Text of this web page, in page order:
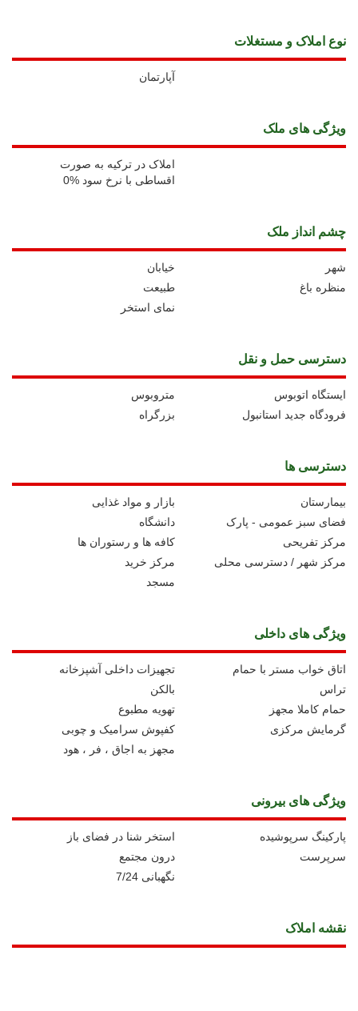
نوع املاک و مستغلات
آپارتمان
ويژگی های ملک
املاک در ترکیه به صورت
اقساطی با نرخ سود %0
چشم انداز ملک
خیابان
شهر
طبیعت
منظره باغ
نمای استخر
دسترسی حمل و نقل
متروبوس
ايستگاه اتوبوس
بزرگراه
فرودگاه جدید استانبول
دسترسی ها
بازار و مواد غذایی
بیمارستان
دانشگاه
فضای سبز عمومی - پارک
کافه ها و رستوران ها
مرکز تفریحی
مرکز خرید
مرکز شهر / دسترسی محلی
مسجد
ویژگی های داخلی
تجهیزات داخلی آشپزخانه
اتاق خواب مستر با حمام
بالکن
تراس
تهویه مطبوع
حمام کاملا مجهز
کفپوش سرامیک و چوبی
گرمایش مرکزی
مجهز به اجاق ، فر ، هود
ویژگی های بیرونی
استخر شنا در فضای باز
پارکینگ سرپوشیده
درون مجتمع
سرپرست
نگهبانی 7/24
نقشه املاک